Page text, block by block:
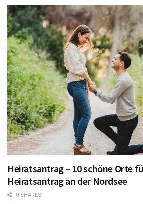
Heiratsantrag – 10 schöne Orte
Heiratsantrag an der Nordsee
0 SHARES